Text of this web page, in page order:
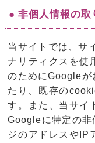
● 非個人情報の取
当サイトでは、サ
ナリティクスを使
のためにGoogleが
たり、既存の
す。また、当サイ
Googleに特定の非
ジのアドレスやIP